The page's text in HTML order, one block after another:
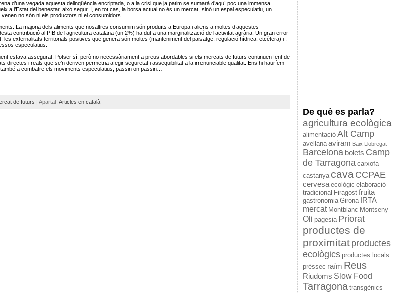
d’una vegada aquesta delinqüència encriptada, o a la crisi que ja patim se sumarà d’aquí poc una immensa
a l’Estat del benestar, això segur. I, en tot cas, la borsa actual no és un mercat, sinó un espai especulatiu, un
no són ni els productors ni el consumidors..
La majoria dels aliments que nosaltres consumim són produïts a Europa i aliens a moltes d’aquestes
contribució al PIB de l’agricultura catalana (un 2%) ha dut a una marginalització de l’activitat agrària. Un gran error
externalitats territorials positives que genera són moltes (manteniment del paisatge, regulació hídrica, etcètera) i ,
especulatius.
estava assegurat. Potser sí, però no necessàriament a preus abordables si els mercats de futurs continuen fent de
directes i reals que se’n deriven permetria afegir seguretat i assequibilitat a la irrenunciable qualitat. Ens hi hauríem
a combatre els moviments especulatius, passin on passin…
de futurs | Apartat: Articles en català
De què es parla?
agricultura ecològica
alimentació Alt Camp
avellana aviram Baix Llobregat
Barcelona bolets Camp
de Tarragona carxofa
castanya cava CCPAE
cervesa ecològic elaboració
tradicional Firagost fruita
gastronomia Girona IRTA
mercat Montblanc Montseny
Oli pagesia Priorat
productes de
proximitat productes
ecològics productes locals
préssec raïm Reus
Riudoms Slow Food
Tarragona transgènics